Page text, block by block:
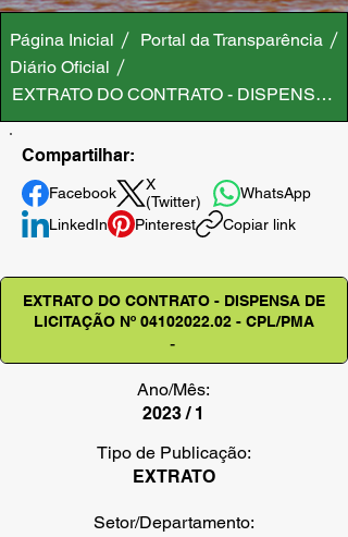
Página Inicial
Portal da Transparência
Diário Oficial
EXTRATO DO CONTRATO - DISPENSA
Compartilhar:
Facebook
X
(Twitter)
WhatsApp
LinkedIn
Pinterest Copiar link
EXTRATO DO CONTRATO - DISPENSA DE
LICITAÇÃO Nº 04102022.02 - CPL/PMA
-
Ano/Mês:
2023 / 1
Tipo de Publicação:
EXTRATO
Setor/Departamento: